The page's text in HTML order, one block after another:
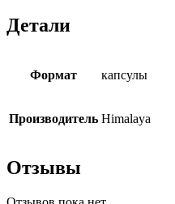
Детали
Формат капсулы
Производитель Himalaya
Отзывы